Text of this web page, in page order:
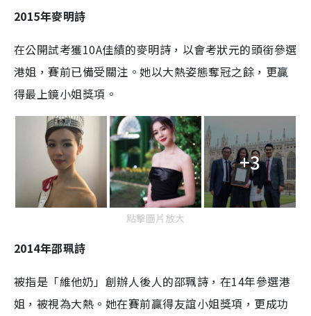
2015年麥明詩
在公開試考獲10A佳績的麥明詩，以會考狀元的頭銜參選
港姐，賽前已備受關注。她以大熱姿態奪冠之餘，更贏
得最上鏡小姐獎項。
+3
點擊圖片放大
2014年邵珮詩
被指是「維他奶」創辦人後人的邵珮詩，在14年參選港
姐，被視為大熱。她在賽前贏得友誼小姐獎項，更成功